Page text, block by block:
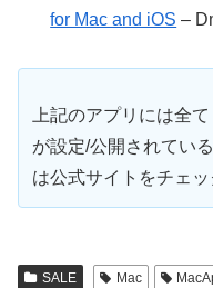
for Mac and iOS –
上記のアプリには全
が設定/公開されてい
は公式サイトをチェッ
SALE Mac